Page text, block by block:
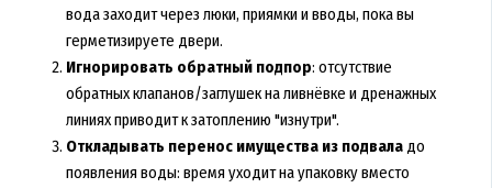
вода заходит через люки, приямки и вводы, пока вы
герметизируете двери.
Игнорировать обратный подпор: отсутствие
обратных клапанов/заглушек на ливнёвке и дренажных
линиях приводит к затоплению "изнутри".
Откладывать перенос имущества из подваладо
появления воды: время уходит на упаковку вместо